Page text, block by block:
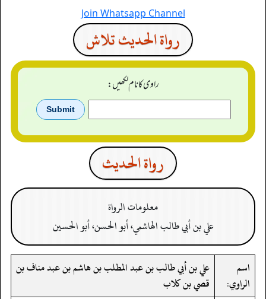
Join Whatsapp Channel
رواة الحديث تلاش
راوی کا نام لکھیں:
رواة الحدیث
معلومات الرواة
علي بن أبي طالب الهاشمي، أبو الحسن، أبو الحسين
اسم
الراوي:
علي بن أبي طالب بن عبد المطلب بن هاشم بن عبد مناف بن
قصي بن كلاب